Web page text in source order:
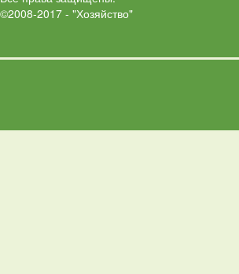
©2008-2017 - "Хозяйство"